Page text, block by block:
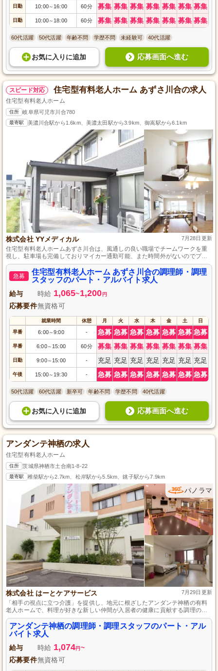
日勤 10:00～ 16:00 60分 募集 募集 募集 募集 募集 募集 募集
日勤 10:00～ 18:00 60分 募集 募集 募集 募集 募集 募集 募集
60代活躍 50代活躍 年齢不問 学歴不問 未経験可 40代活躍
お気に入り に追加 応募画面へ進む
スピード対応 住宅型有料老人ホーム あずさ川合の求人
住宅型有料老人ホーム
住所 岐阜県可児市川合780
最寄駅 美濃川合駅から1.6km、美濃太田駅から3.9km、御嵩駅から6.1km
株式会社 YYメディカル 7月28日更新
住宅型有料老人ホームあずさ川合は、風通しの良い職場でチームワークを重
視し、駐車場も完備しておりマイカー通勤可能、また時間外がないのでプラ
イベートや家族との時間も確保できます。
急募
住宅型有料老人ホーム あずさ川合の調理師・調理
スタッフのパート・アルバイト求人
給与 時給 1,065~1,200 円
応募要件無資格可
就業時間 休憩 月 火 水 木 金 土 日
早番 6:00～9:00 - 急募 急募 急募 急募 急募 急募 急募
早番 6:00～ 15:00 60分 募集 募集 募集 募集 募集 募集 募集
日勤 9:00～ 15:00 - 充足 充足 充足 充足 充足 充足 充足
午後 15:00～ 19:30 - 急募 急募 急募 急募 急募 急募 急募
50代活躍 60代活躍 新卒可 年齢不問 学歴不問 40代活躍
お気に入り に追加 応募画面へ進む
アンダンテ神栖の求人
住宅型有料老人ホーム
住所 茨城県神栖市土合南1-8-22
最寄駅 椎柴駅から2.7km、松岸駅から5.5km、銚子駅から7.9km
パノラマ
株式会社 はーとケアサービス 7月29日更新
「相手の視点に立つ介護」を提供し、地元に根ざしたアンダンテ神栖の有料
老人ホームで、料理が好きな新しい仲間が入居者の健康に貢献する調理の仕
事を募集しています。
アンダンテ神栖の調理師・調理スタッフのパート・アル
バイト求人
給与 時給 1,074円 ~
応募要件無資格可